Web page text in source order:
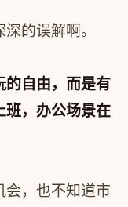
的误解啊。
的自由，而是有
班，办公场景在
会，也不知道市